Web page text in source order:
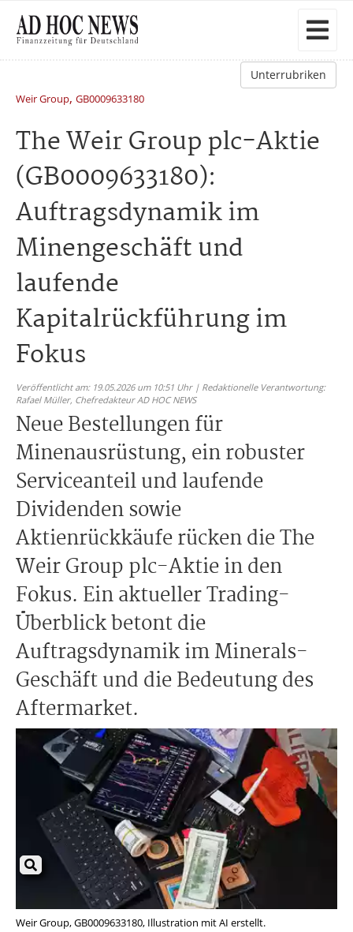
Unterrubriken
Weir Group, GB0009633180
The Weir Group plc-Aktie
(GB0009633180):
Auftragsdynamik im
Minengeschäft und
laufende
Kapitalrückführung im
Fokus
Veröffentlicht am: 19.05.2026 um 10:51 Uhr | Redaktionelle Verantwortung:
Rafael Müller, Chefredakteur AD HOC NEWS
Neue Bestellungen für
Minenausrüstung, ein robuster
Serviceanteil und laufende
Dividenden sowie
Aktienrückkäufe rücken die The
Weir Group plc-Aktie in den
Fokus. Ein aktueller Trading-
Überblick betont die
Auftragsdynamik im Minerals-
Geschäft und die Bedeutung des
Aftermarket.
Weir Group, GB0009633180, Illustration mit AI erstellt.